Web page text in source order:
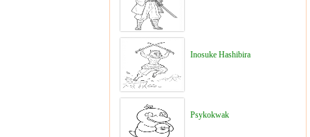
Inosuke Hashibira
Psykokwak